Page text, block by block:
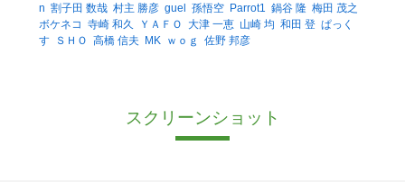
n 割子田 数哉 村主 勝彦 guel 孫悟空 Parrot1 鍋谷 隆 梅田 茂之
ボケネコ 寺崎 和久 ＹＡＦＯ 大津 一恵 山崎 均 和田 登 ぱっく
す
ＳＨＯ 高橋 信夫 MK ｗｏｇ 佐野 邦彦
スクリーンショット